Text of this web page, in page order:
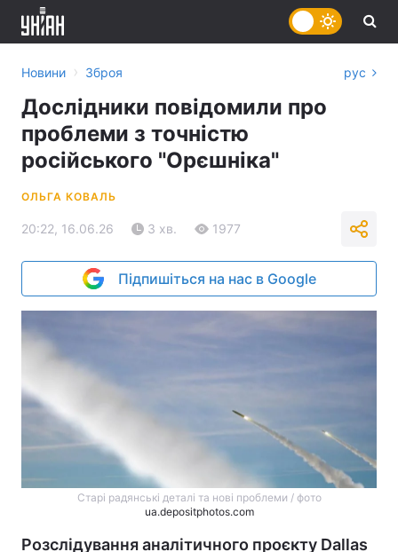
Новини › Зброя рус
Дослідники повідомили про
проблеми з точністю
російського "Орєшніка"
ОЛЬГА КОВАЛЬ
20:22, 16.06.26 3 хв. 1977
Підпишіться на нас в Google
Старі радянські деталі та нові проблеми / фото
ua.depositphotos.com
Розслідування аналітичного проєкту Dallas